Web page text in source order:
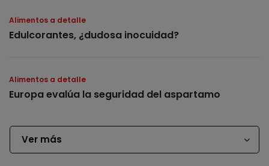
Alimentos a detalle
Edulcorantes, ¿dudosa inocuidad?
Alimentos a detalle
Europa evalúa la seguridad del aspartamo
Ver más